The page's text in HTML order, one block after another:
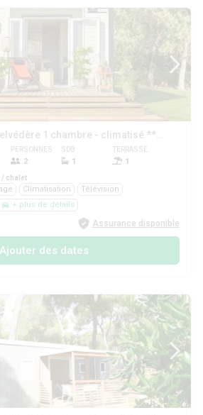
(Cottage Belvédère 1 chambre - climatisé ****)
PERSONNES
2
SDB
1
TERRASSE
1
/ chalet
Climatisation
Télévision
+ plus de détails
Assurance disponible
Ajouter des dates